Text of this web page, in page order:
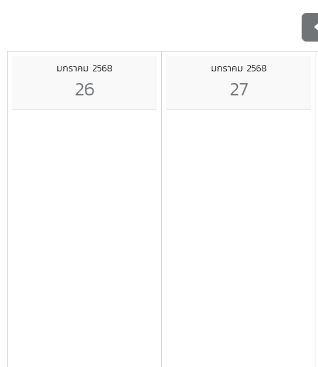
มกราคม 2568
26
มกราคม 2568
27